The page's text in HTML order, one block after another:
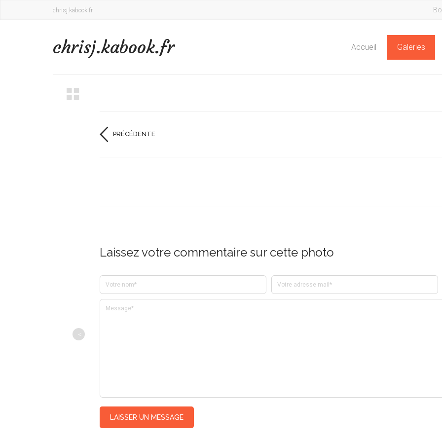
chrisj.kabook.fr
chrisj.kabook.fr Accueil Galeries
<
PRÉCÉDENTE
Laissez votre commentaire sur cette photo
LAISSER UN MESSAGE